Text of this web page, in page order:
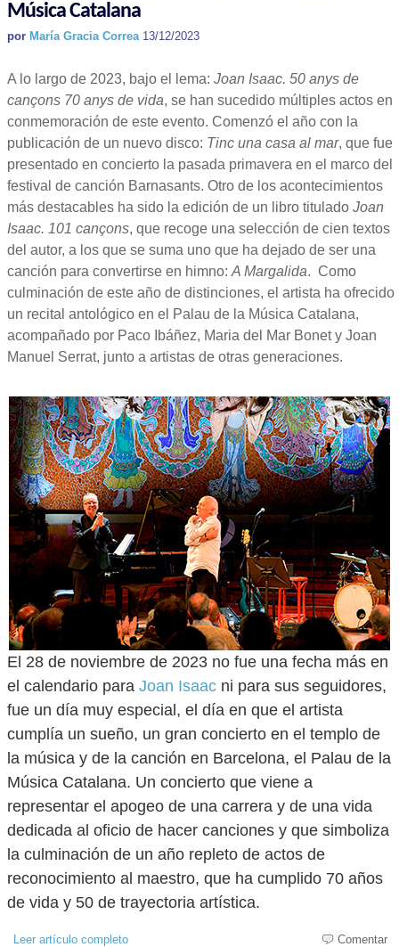
Música Catalana
por María Gracia Correa13/12/2023
A lo largo de 2023, bajo el lema: Joan Isaac. 50 anys de
cançons 70 anys de vida, se han sucedido múltiples actos en
conmemoración de este evento. Comenzó el año con la
publicación de un nuevo disco: Tinc una casa al mar, que fue
presentado en concierto la pasada primavera en el marco del
festival de canción Barnasants. Otro de los acontecimientos
más destacables ha sido la edición de un libro titulado Joan
Isaac. 101 cançons, que recoge una selección de cien textos
del autor, a los que se suma uno que ha dejado de ser una
canción para convertirse en himno: A Margalida. Como
culminación de este año de distinciones, el artista ha ofrecido
un recital antológico en el Palau de la Música Catalana,
acompañado por Paco Ibáñez, Maria del Mar Bonet y Joan
Manuel Serrat, junto a artistas de otras generaciones.
El 28 de noviembre de 2023 no fue una fecha más en
el calendario para Joan Isaac ni para sus seguidores,
fue un día muy especial, el día en que el artista
cumplía un sueño, un gran concierto en el templo de
la música y de la canción en Barcelona, el Palau de la
Música Catalana. Un concierto que viene a
representar el apogeo de una carrera y de una vida
dedicada al oficio de hacer canciones y que simboliza
la culminación de un año repleto de actos de
reconocimiento al maestro, que ha cumplido 70 años
de vida y 50 de trayectoria artística.
Leer artículo completo Comentar